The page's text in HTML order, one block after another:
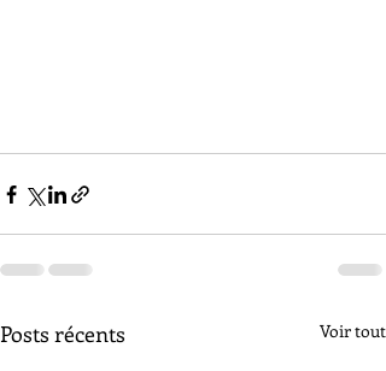
Posts récents Voir tout